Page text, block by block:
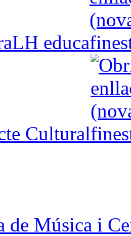
educa
Cultural
de Música i